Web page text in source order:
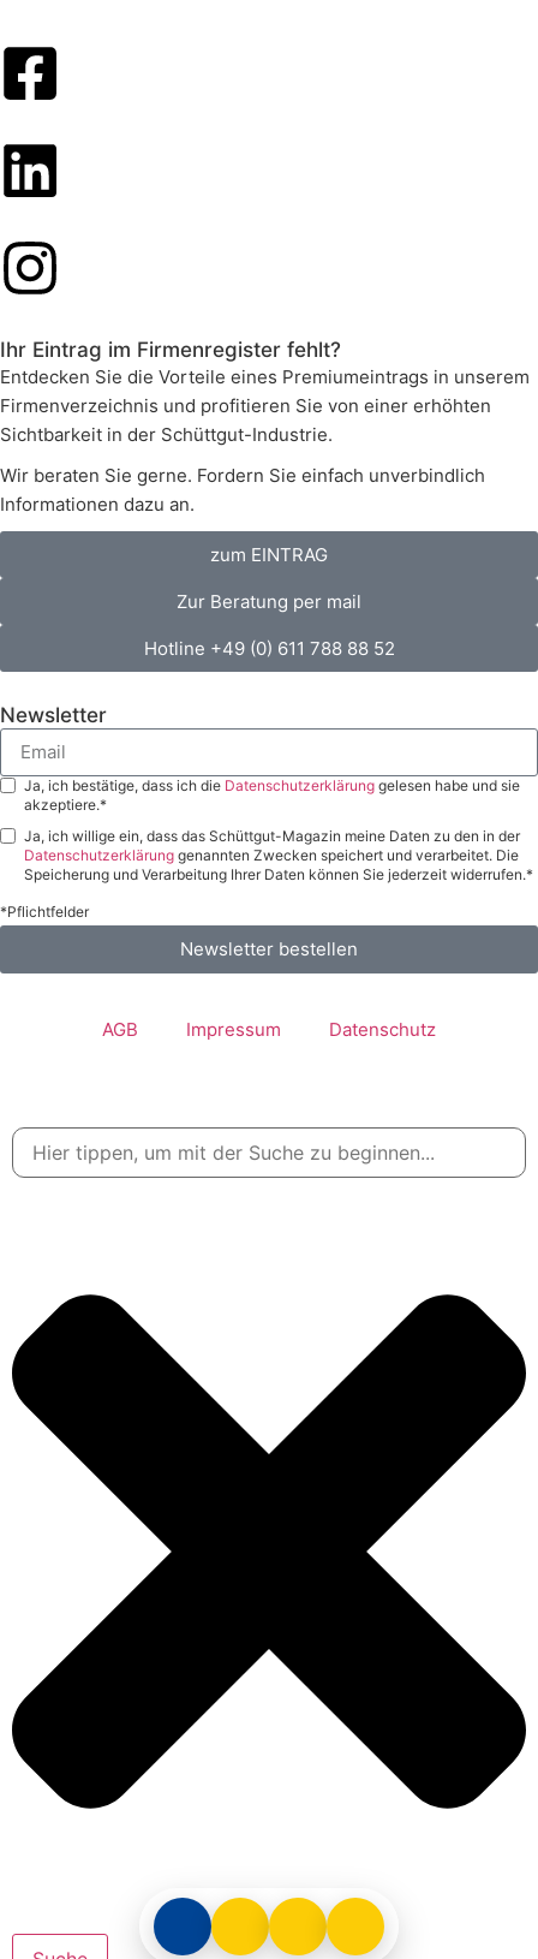
Ihr Eintrag im Firmenregister fehlt?
Entdecken Sie die Vorteile eines Premiumeintrags in unserem
Firmenverzeichnis und profitieren Sie von einer erhöhten
Sichtbarkeit in der Schüttgut-Industrie.
Wir beraten Sie gerne. Fordern Sie einfach unverbindlich
Informationen dazu an.
zum EINTRAG
Zur Beratung per mail
Hotline +49 (0) 611 788 88 52
Newsletter
Ja, ich bestätige, dass ich die Datenschutzerklärung gelesen habe und sie
akzeptiere.*
Ja, ich willige ein, dass das Schüttgut-Magazin meine Daten zu den in der
Datenschutzerklärung genannten Zwecken speichert und verarbeitet. Die
Speicherung und Verarbeitung Ihrer Daten können Sie jederzeit widerrufen.*
*Pflichtfelder
Newsletter bestellen
AGB Impressum Datenschutz